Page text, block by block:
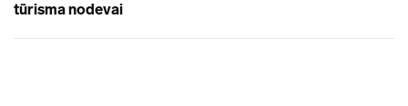
tūrisma nodevai